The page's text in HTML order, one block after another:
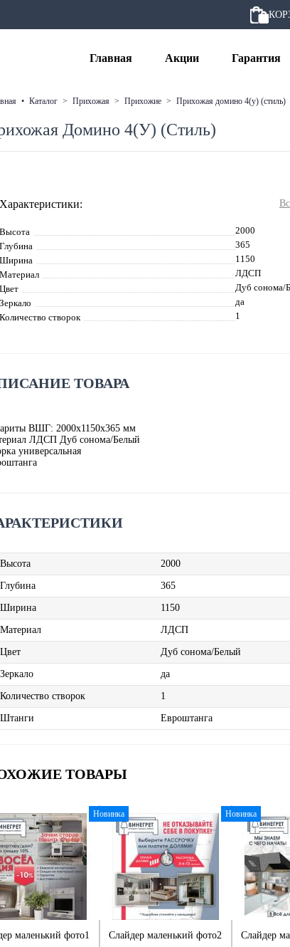
Главная Акции Гарантия
• каталог > прихожая > прихожие > прихожая домино 4(у) (стиль)
Домино 4(У) (Стиль)
Характеристики:
Высота
2000
Глубина
365
Ширина
1150
Материал
ЛДСП
Цвет
Дуб сонома/
Зеркало
да
Количество створок
1
ТОВАРА
ВШГ: 2000х1150х365 мм
ЛДСП Дуб сонома/Белый
универсальная
Высота 2000
Глубина 365
Ширина 1150
Материал ЛДСП
Цвет Дуб сонома/Белый
Зеркало да
Количество створок 1
Штанги Евроштанга
ТОВАРЫ
маленький фото1
Новинка
Слайдер маленький фото2
Новинка
Слайдер